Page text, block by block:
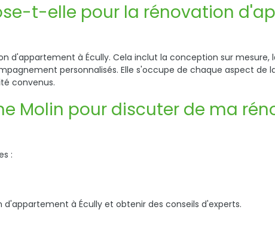
t-elle pour la rénovation
d'appartement à Écully. Cela inclut la conception sur mesure,
personnalisés. Elle s'occupe de chaque aspect de
convenus.
Molin pour discuter de ma
:
à Écully et obtenir des conseils d'experts.